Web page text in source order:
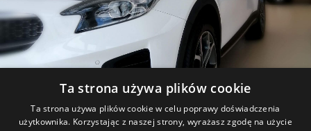
PROMOCJE
Ta strona używa plików cookie
Ta strona używa plików cookie w celu poprawy doświadczenia
użytkownika. Korzystając z naszej strony, wyrażasz zgodę na użycie